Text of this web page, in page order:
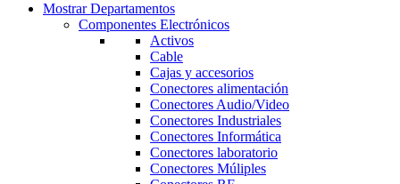
Mostrar Departamentos
Componentes Electrónicos
Activos
Cable
Cajas y accesorios
Conectores alimentación
Conectores Audio/Video
Conectores Industriales
Conectores Informática
Conectores laboratorio
Conectores Múliples